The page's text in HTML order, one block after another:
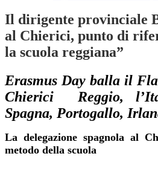
Il dirigente provinciale
al Chierici, punto di
la scuola reggiana”
Erasmus Day balla il
Chierici Reggio,
Spagna, Portogallo,
La delegazione spagnola al
metodo della scuola